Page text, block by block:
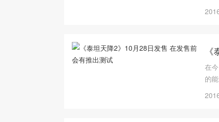
在
的